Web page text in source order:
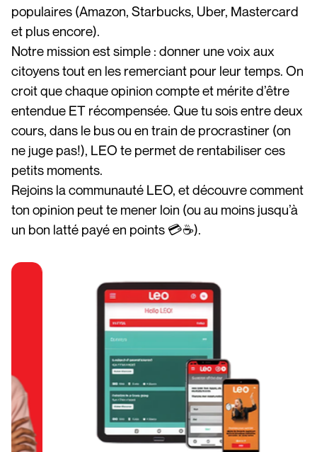
populaires (Amazon, Starbucks, Uber, Mastercard
et plus encore).
Notre mission est simple : donner une voix aux
citoyens tout en les remerciant pour leur temps. On
croit que chaque opinion compte et mérite d’être
entendue ET récompensée. Que tu sois entre deux
cours, dans le bus ou en train de procrastiner (on
ne juge pas!), LEO te permet de rentabiliser ces
petits moments.
Rejoins la communauté LEO, et découvre comment
ton opinion peut te mener loin (ou au moins jusqu’à
un bon latté payé en points 💳☕).